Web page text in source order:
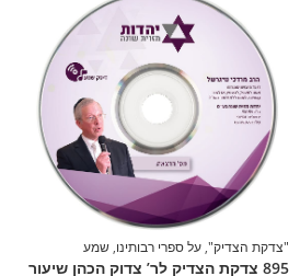
"צדקת הצדיק", על ספרי רבותינו, שמע
895 צדקת הצדיק לר’ צדוק הכהן שיעור